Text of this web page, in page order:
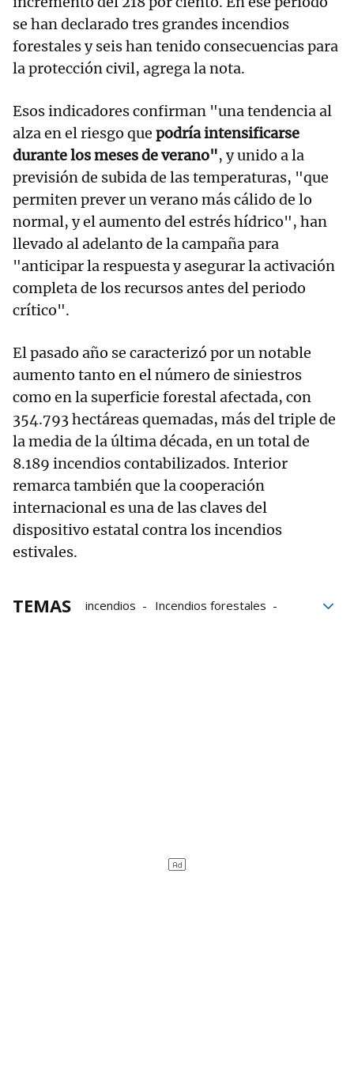
se han declarado tres grandes incendios
forestales y seis han tenido consecuencias para
la protección civil, agrega la nota.
Esos indicadores confirman "una tendencia al
alza en el riesgo que podría intensificarse
durante los meses de verano", y unido a la
previsión de subida de las temperaturas, "que
permiten prever un verano más cálido de lo
normal, y el aumento del estrés hídrico", han
llevado al adelanto de la campaña para
"anticipar la respuesta y asegurar la activación
completa de los recursos antes del periodo
crítico".
El pasado año se caracterizó por un notable
aumento tanto en el número de siniestros
como en la superficie forestal afectada, con
354.793 hectáreas quemadas, más del triple de
la media de la última década, en un total de
8.189 incendios contabilizados. Interior
remarca también que la cooperación
internacional es una de las claves del
dispositivo estatal contra los incendios
estivales.
TEMAS incendios
Incendios forestales